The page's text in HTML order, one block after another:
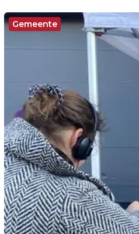
Gemeente